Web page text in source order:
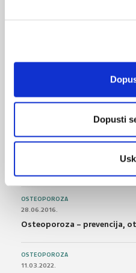
Dopusti
Bolna leđa - medicinske
Nesteroidni antireumatici i
POREMEĆAJI PROBAVE
OSTEOPOROZA
28.06.2016.
Osteoporoza – prevencija,
OSTEOPOROZA
11.03.2022.